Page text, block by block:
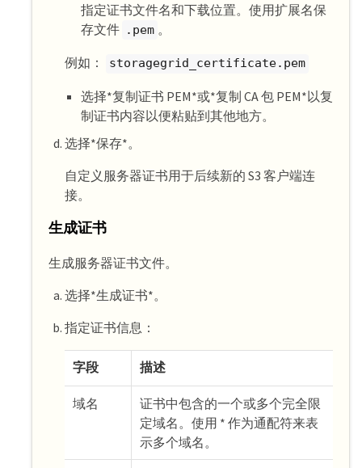
指定证书文件名和下载位置。使用扩展名保
存文件 .pem 。
例如： storagegrid_certificate.pem
选择*复制证书 PEM*或*复制 CA 包 PEM*以复
制证书内容以便粘贴到其他地方。
选择*保存*。
自定义服务器证书用于后续新的 S3 客户端连
接。
生成证书
生成服务器证书文件。
选择*生成证书*。
指定证书信息：
字段 描述
域名
证书中包含的一个或多个完全限
定域名。使用 * 作为通配符来表
示多个域名。